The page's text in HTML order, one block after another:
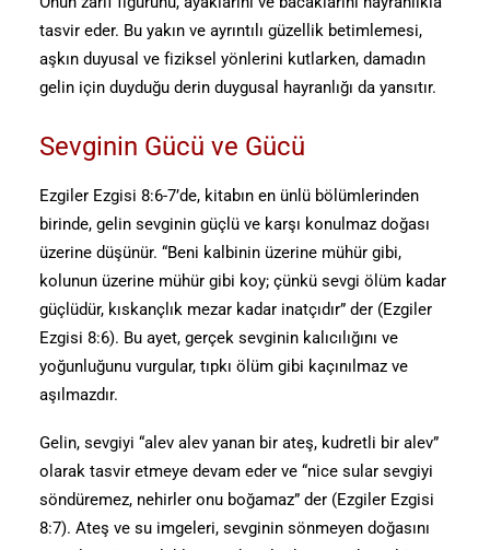
tasvir eder. Bu yakın ve ayrıntılı güzellik betimlemesi,
aşkın duyusal ve fiziksel yönlerini kutlarken, damadın
gelin için duyduğu derin duygusal hayranlığı da yansıtır.
Sevginin Gücü ve Gücü
Ezgiler Ezgisi 8:6-7’de, kitabın en ünlü bölümlerinden
birinde, gelin sevginin güçlü ve karşı konulmaz doğası
üzerine düşünür. “Beni kalbinin üzerine mühür gibi,
kolunun üzerine mühür gibi koy; çünkü sevgi ölüm kadar
güçlüdür, kıskançlık mezar kadar inatçıdır” der (Ezgiler
Ezgisi 8:6). Bu ayet, gerçek sevginin kalıcılığını ve
yoğunluğunu vurgular, tıpkı ölüm gibi kaçınılmaz ve
aşılmazdır.
Gelin, sevgiyi “alev alev yanan bir ateş, kudretli bir alev”
olarak tasvir etmeye devam eder ve “nice sular sevgiyi
söndüremez, nehirler onu boğamaz” der (Ezgiler Ezgisi
8:7). Ateş ve su imgeleri, sevginin sönmeyen doğasını